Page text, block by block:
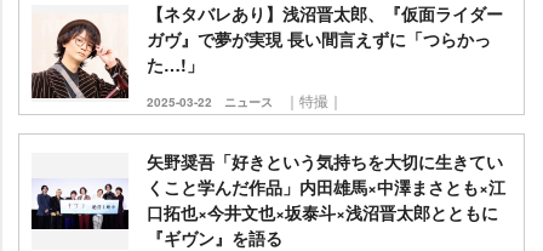
【ネタバレあり】浅沼晋太郎、『仮面ライダー
ガヴ』で夢が実現 長い間言えずに「つらかっ
た…!」
2025-03-22 ニュース ｜特撮｜
矢野奨吾「好きという気持ちを大切に生きてい
くこと学んだ作品」内田雄馬×中澤まさとも×江
口拓也×今井文也×坂泰斗×浅沼晋太郎とともに
『ギヴン』を語る